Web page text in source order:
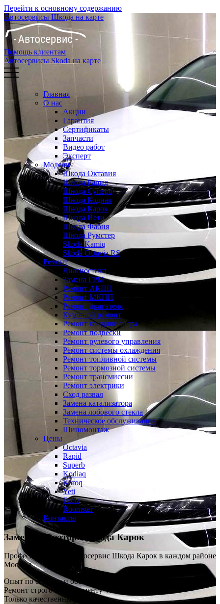
Перейти к основному содержанию
Автосервисы Шкода на карте
Помощь клиентам
Автосервисы Skoda на карте
Главная
О нас
Акции
Гарантия
Сертификаты
Запчасти
Видео работ
Эксперт
Модели
Шкода Октавия
Шкода Рапид
Шкода Суперб
Шкода Кодиак
Шкода Карок
Шкода Йети
Шкода Фабия
Шкода Румстер
Skoda Kamiq
Skoda Octavia RS
Ремонт
Диагностика
Замена ГРМ
Ремонт АКПП
Ремонт МКПП
Ремонт двигателя
Кузовной ремонт
Ремонт кондиционера
Ремонт подвески
Ремонт рулевого управления
Ремонт системы охлаждения
Ремонт топливной системы
Ремонт тормозной системы
Ремонт трансмиссии
Ремонт электрики
Сход развал
Замена катализатора
Замена лобового стекла
Техническое обслуживание
Шиномонтаж
Цены
Octavia
Rapid
Superb
Kodiaq
Karoq
Yeti
Fabia
Roomster
Контакты
Замена радиатора Шкода Карок
Профессиональный автосервис Шкода Карок в каждом районе
Москвы
Опыт по сервису и обслуживанию SKODA с 2008 г
Ремонт строго по регламенту VAG
Только качественные запчасти